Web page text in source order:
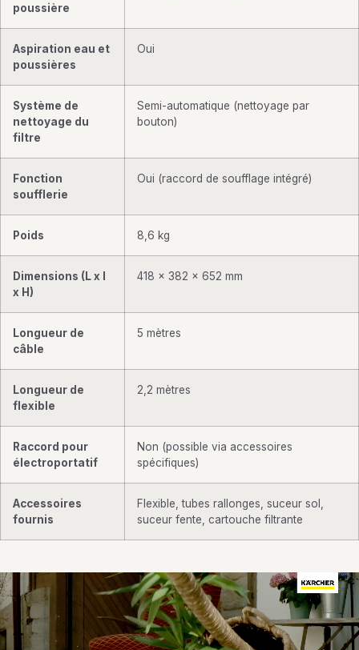
poussière
Aspiration eau et
poussières
Oui
Système de
nettoyage du
filtre
Semi-automatique (nettoyage par
bouton)
Fonction
soufflerie
Oui (raccord de soufflage intégré)
Poids 8,6 kg
Dimensions (L x l
x H)
418 x 382 x 652 mm
Longueur de
câble
5 mètres
Longueur de
flexible
2,2 mètres
Raccord pour
électroportatif
Non (possible via accessoires
spécifiques)
Accessoires
fournis
Flexible, tubes rallonges, suceur sol,
suceur fente, cartouche filtrante